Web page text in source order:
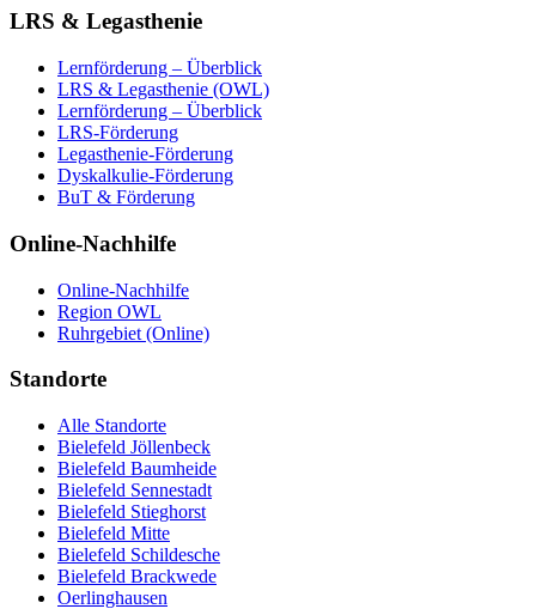
LRS & Legasthenie
Lernförderung – Überblick
LRS & Legasthenie (OWL)
Lernförderung – Überblick
LRS-Förderung
Legasthenie-Förderung
Dyskalkulie-Förderung
BuT & Förderung
Online-Nachhilfe
Online-Nachhilfe
Region OWL
Ruhrgebiet (Online)
Standorte
Alle Standorte
Bielefeld Jöllenbeck
Bielefeld Baumheide
Bielefeld Sennestadt
Bielefeld Stieghorst
Bielefeld Mitte
Bielefeld Schildesche
Bielefeld Brackwede
Oerlinghausen